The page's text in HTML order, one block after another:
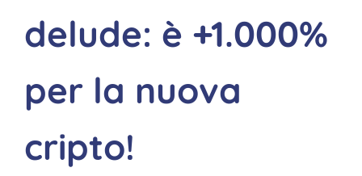
delude: è +1.000%
per la nuova
cripto!